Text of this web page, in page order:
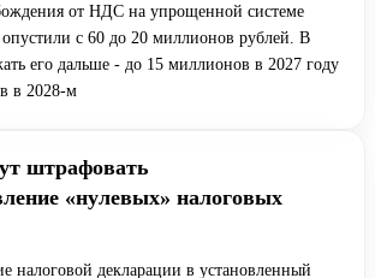
от НДС на упрощенной системе
с 60 до 20 миллионов рублей. В
его дальше - до 15 миллионов в 2027 году
в 2028-м
штрафовать
«нулевых» налоговых
налоговой декларации в установленный